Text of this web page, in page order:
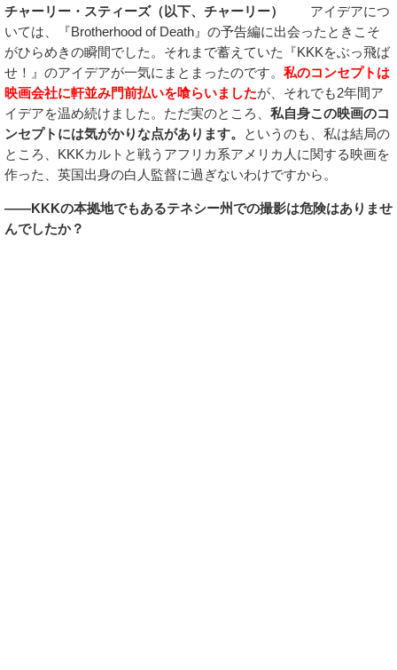
チャーリー・スティーズ（以下、チャーリー）
アイデアにつ
いては、『Brotherhood of Death』の予告編に出会ったときこそ
がひらめきの瞬間でした。それまで蓄えていた『KKKをぶっ飛ば
せ！』のアイデアが一気にまとまったのです。 私のコンセプトは
映画会社に軒並み門前払いを喰らいましたが、それでも2年間ア
イデアを温め続けました。ただ実のところ、 私自身この映画のコ
ンセプトには気がかりな点があります。
というのも、私は結局の
ところ、KKKカルトと戦うアフリカ系アメリカ人に関する映画を
作った、英国出身の白人監督に過ぎないわけですから。
――KKKの本拠地でもあるテネシー州での撮影は危険はありませ
んでしたか？